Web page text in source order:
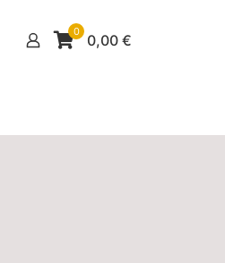
0 0,00 €